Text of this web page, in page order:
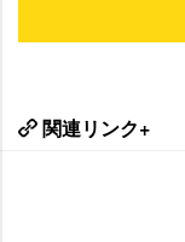
関連リンク+